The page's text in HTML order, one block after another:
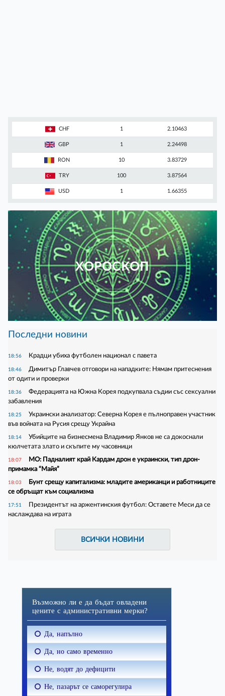
CHF 1 2.10463
GBP 1 2.24498
RON 10 3.83729
TRY 100 3.87564
USD 1 1.66355
ХОРОСКОП
Последни новини
18:56 Крадци убиха футболен национал с павета
18:46
Димитър Главчев отговори на нападките: Нямам притеснения
от одити и проверки
18:36
Федерацията на Южна Корея подкупвала съдии със сексуални
забавления
18:25
Украински анализатор: Северна Корея е пълноправен участник
във войната на Русия срещу Украйна
18:14
Убийците на бизнесмена Владимир Янков не са докоснали
кюлчетата злато и скъпите му часовници
18:07
МО: Падналият край Кардам дрон е украински, тип дрон-
примамка “Майя”
18:03
Бунт срещу капитализма: младите американци и работниците
се обръщат към социализма
17:51
Президентът на аржентинския футбол: Оставете Меси да се
наслаждава на играта
ВСИЧКИ НОВИНИ